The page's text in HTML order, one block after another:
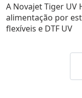
A Novajet Tiger
alimentação por
flexíveis e DTF UV